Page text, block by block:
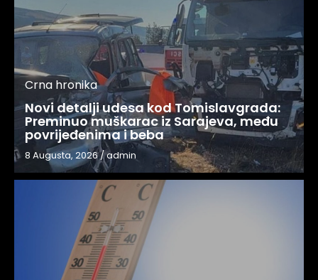
Crna hronika
Novi detalji udesa kod Tomislavgrada:
Preminuo muškarac iz Sarajeva, među
povrijeđenima i beba
8 Augusta, 2026/admin